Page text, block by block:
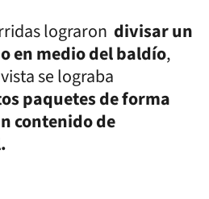
lograron divisar un
en medio del baldío,
se lograba
paquetes de forma
contenido de